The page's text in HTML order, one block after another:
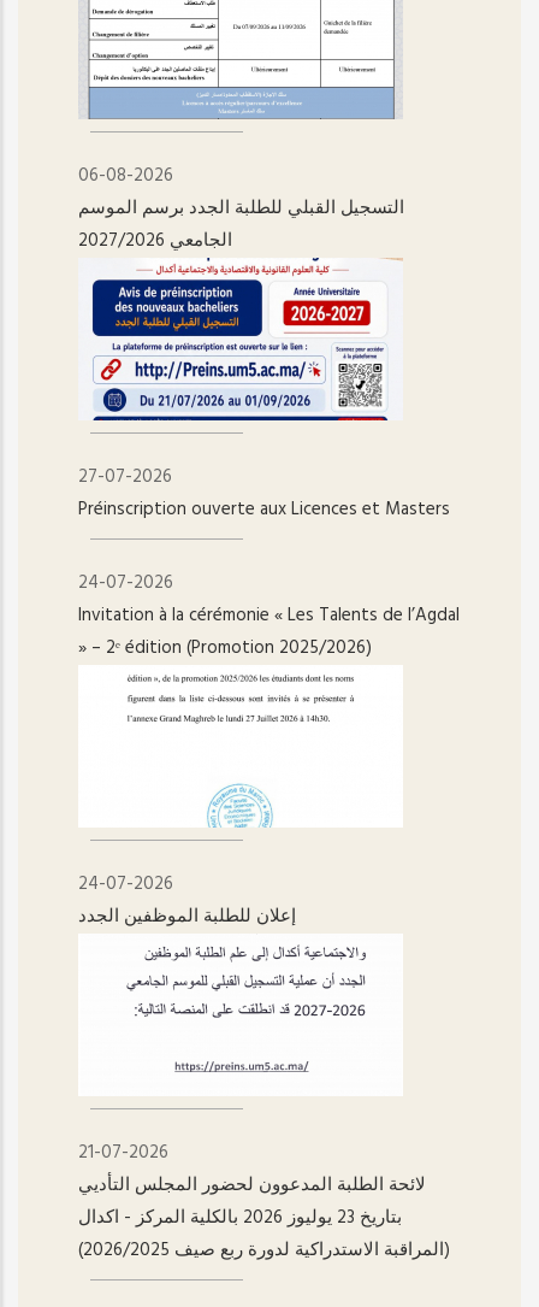
06-08-2026
التسجيل القبلي للطلبة الجدد برسم الموسم
الجامعي 2027/2026
27-07-2026
Préinscription ouverte aux Licences et Masters
24-07-2026
Invitation à la cérémonie « Les Talents de l’Agdal
» – 2ᵉ édition (Promotion 2025/2026)
24-07-2026
إعلان للطلبة الموظفين الجدد
21-07-2026
لائحة الطلبة المدعوون لحضور المجلس التأديي
بتاريخ 23 يوليوز 2026 بالكلية المركز - اکدال
(المراقبة الاستدراكية لدورة ربع صيف 2026/2025)